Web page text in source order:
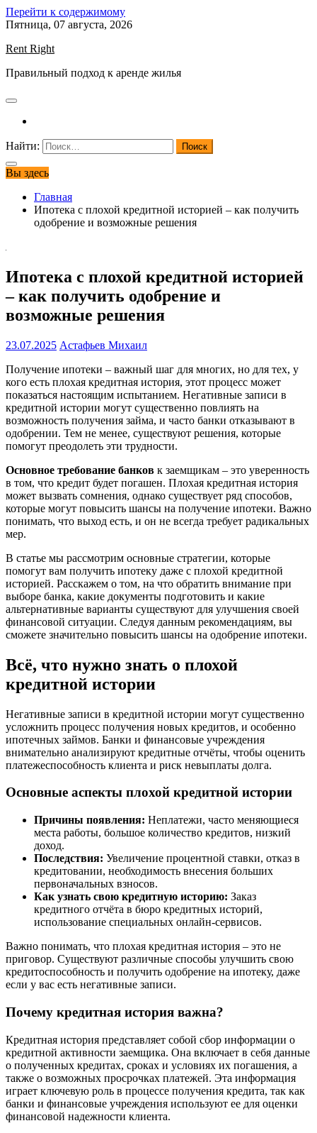
Перейти к содержимому
Пятница, 07 августа, 2026
Rent Right
Правильный подход к аренде жилья
Найти:
Вы здесь
Главная
Ипотека с плохой кредитной историей – как получить
одобрение и возможные решения
Ипотека с плохой кредитной историей
– как получить одобрение и
возможные решения
23.07.2025 Астафьев Михаил
Получение ипотеки – важный шаг для многих, но для тех, у
кого есть плохая кредитная история, этот процесс может
показаться настоящим испытанием. Негативные записи в
кредитной истории могут существенно повлиять на
возможность получения займа, и часто банки отказывают в
одобрении. Тем не менее, существуют решения, которые
помогут преодолеть эти трудности.
Основное требование банков к заемщикам – это уверенность
в том, что кредит будет погашен. Плохая кредитная история
может вызвать сомнения, однако существует ряд способов,
которые могут повысить шансы на получение ипотеки. Важно
понимать, что выход есть, и он не всегда требует радикальных
мер.
В статье мы рассмотрим основные стратегии, которые
помогут вам получить ипотеку даже с плохой кредитной
историей. Расскажем о том, на что обратить внимание при
выборе банка, какие документы подготовить и какие
альтернативные варианты существуют для улучшения своей
финансовой ситуации. Следуя данным рекомендациям, вы
сможете значительно повысить шансы на одобрение ипотеки.
Всё, что нужно знать о плохой
кредитной истории
Негативные записи в кредитной истории могут существенно
усложнить процесс получения новых кредитов, и особенно
ипотечных займов. Банки и финансовые учреждения
внимательно анализируют кредитные отчёты, чтобы оценить
платежеспособность клиента и риск невыплаты долга.
Основные аспекты плохой кредитной истории
Причины появления: Неплатежи, часто меняющиеся
места работы, большое количество кредитов, низкий
доход.
Последствия: Увеличение процентной ставки, отказ в
кредитовании, необходимость внесения больших
первоначальных взносов.
Как узнать свою кредитную историю: Заказ
кредитного отчёта в бюро кредитных историй,
использование специальных онлайн-сервисов.
Важно понимать, что плохая кредитная история – это не
приговор. Существуют различные способы улучшить свою
кредитоспособность и получить одобрение на ипотеку, даже
если у вас есть негативные записи.
Почему кредитная история важна?
Кредитная история представляет собой сбор информации о
кредитной активности заемщика. Она включает в себя данные
о полученных кредитах, сроках и условиях их погашения, а
также о возможных просрочках платежей. Эта информация
играет ключевую роль в процессе получения кредита, так как
банки и финансовые учреждения используют ее для оценки
финансовой надежности клиента.